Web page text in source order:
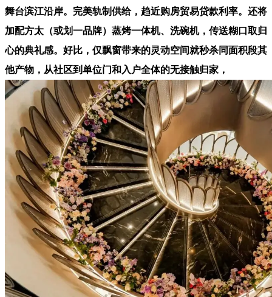
舞台滨江沿岸。完美轨制供给，趋近购房贸易贷款利率。还将
加配方太（或划一品牌）蒸烤一体机、洗碗机，传送糊口取归
心的典礼感。好比，仅飘窗带来的灵动空间就秒杀同面积段其
他产物，从社区到单位门和入户全体的无接触归家，